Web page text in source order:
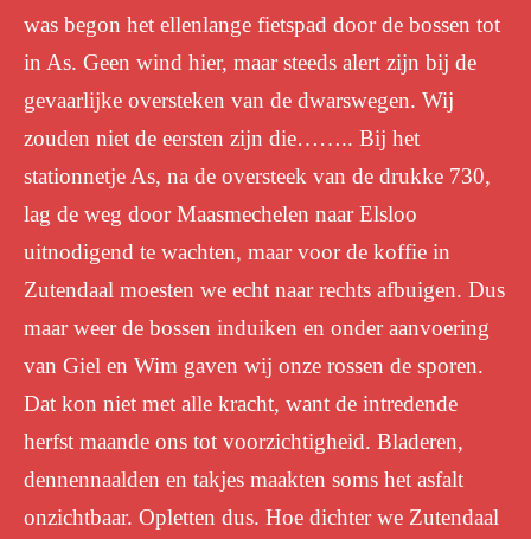
was begon het ellenlange fietspad door de bossen tot
in As. Geen wind hier, maar steeds alert zijn bij de
gevaarlijke oversteken van de dwarswegen. Wij
zouden niet de eersten zijn die…….. Bij het
stationnetje As, na de oversteek van de drukke 730,
lag de weg door Maasmechelen naar Elsloo
uitnodigend te wachten, maar voor de koffie in
Zutendaal moesten we echt naar rechts afbuigen. Dus
maar weer de bossen induiken en onder aanvoering
van Giel en Wim gaven wij onze rossen de sporen.
Dat kon niet met alle kracht, want de intredende
herfst maande ons tot voorzichtigheid. Bladeren,
dennennaalden en takjes maakten soms het asfalt
onzichtbaar. Opletten dus. Hoe dichter we Zutendaal